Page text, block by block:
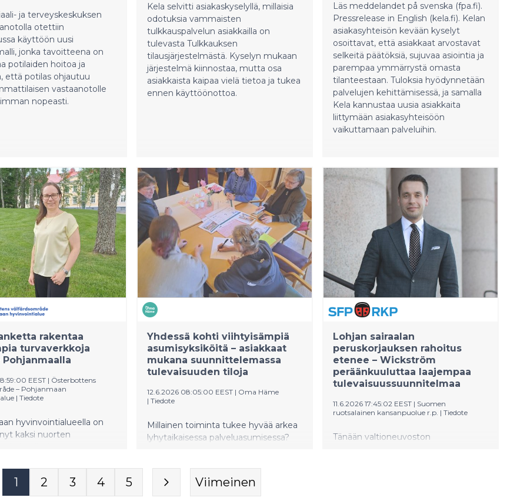
ja terveyskeskuksen
otettiin
käyttöön uusi
jonka tavoitteena on
potilaiden hoitoa ja
että potilas ohjautuu
vastaanotolle
nopeasti.
Kela selvitti asiakaskyselyllä, millaisia
odotuksia vammaisten
tulkkauspalvelun asiakkailla on
tulevasta Tulkkauksen
tilausjärjestelmästä. Kyselyn mukaan
järjestelmä kiinnostaa, mutta osa
asiakkaista kaipaa vielä tietoa ja tukea
ennen käyttöönottoa.
Läs meddelandet på svenska (fpa.fi).
Pressrelease in English (kela.fi). Kelan
asiakasyhteisön kevään kyselyt
osoittavat, että asiakkaat arvostavat
selkeitä päätöksiä, sujuvaa asiointia ja
parempaa ymmärrystä omasta
tilanteestaan. Tuloksia hyödynnetään
palvelujen kehittämisessä, ja samalla
Kela kannustaa uusia asiakkaita
liittymään asiakasyhteisöön
vaikuttamaan palveluihin.
rakentaa
turvaverkkoja
EEST | Österbottens
– Pohjanmaan
| Tiedote
hyvinvointialueella on
kaksi nuorten
Hankkeiden
on vahvistaa
sijaishuollossa ja
Yhdessä kohti viihtyisämpiä
asumisyksiköitä – asiakkaat
mukana suunnittelemassa
tulevaisuuden tiloja
12.6.2026 08:05:00 EEST | Oma Häme
| Tiedote
Millainen toiminta tukee hyvää arkea
lyhytaikaisessa palveluasumisessa?
muihin kysymyksiin etsittiin
vastauksia Janakkalan Tapailakodissa
Lohjan sairaalan
peruskorjauksen rahoitus
etenee – Wickström
peräänkuuluttaa laajempaa
tulevaisuussuunnitelmaa
11.6.2026 17:45:02 EEST | Suomen
ruotsalainen kansanpuolue r.p. | Tiedote
Tänään valtioneuvoston
1 2 3 4 5 Viimeinen